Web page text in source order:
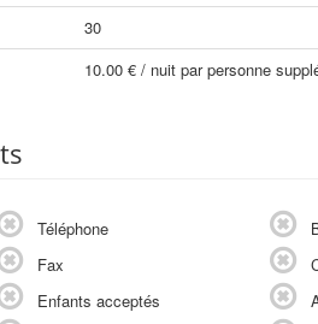
30
10.00 € / nuit par personne
Téléphone
Fax
Enfants acceptés